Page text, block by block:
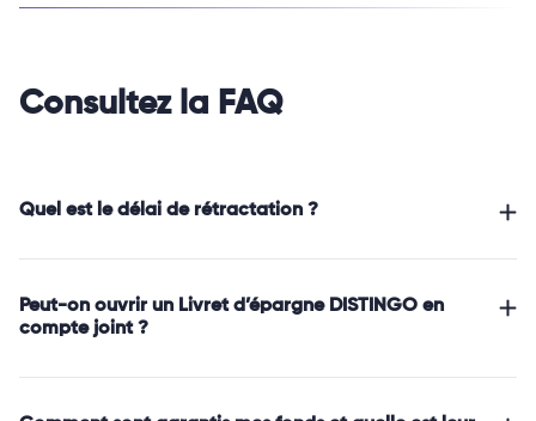
Consultez la FAQ
Quel est le délai de rétractation ?
Peut-on ouvrir un Livret d’épargne DISTINGO en
compte joint ?